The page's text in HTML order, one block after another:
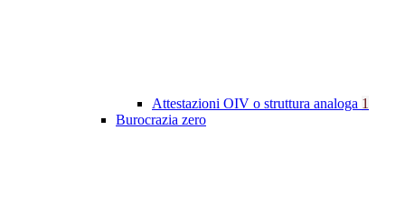
Attestazioni OIV o struttura analoga 1
Burocrazia zero